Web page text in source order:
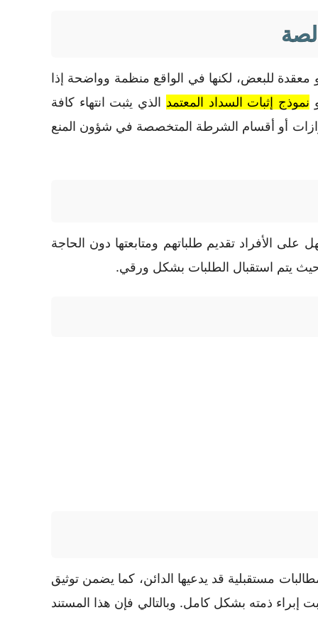
معقدة للبعض، لكنها في الواقع منظمة وواضحة إذا
نموذج إثبات السداد المعتمد الذي يثبت انتهاء كافة
أو أقسام الشرطة المتخصصة في شؤون المنع
الأفراد تقديم طلباتهم ومتابعتها دون الحاجة
حيث يتم استقبال الطلبات بشكل ورقي.
مستقبلية قد يدعيها الدائن، كما يضمن توثيق
ذمته بشكل كامل. وبالتالي فإن هذا المستند